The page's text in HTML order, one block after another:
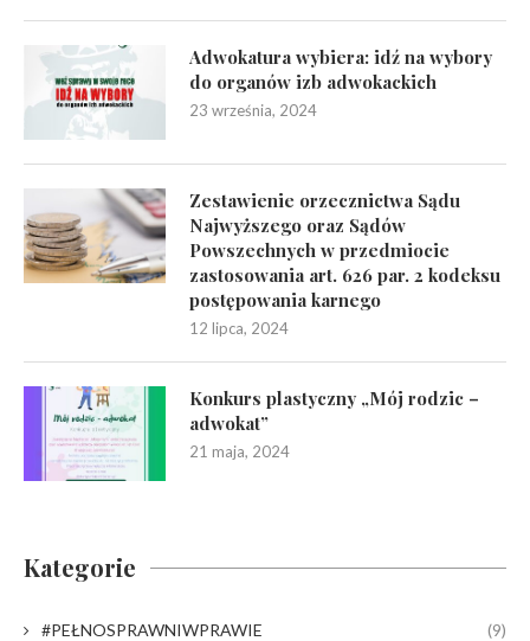
Adwokatura wybiera: idź na wybory
do organów izb adwokackich
23 września, 2024
Zestawienie orzecznictwa Sądu
Najwyższego oraz Sądów
Powszechnych w przedmiocie
zastosowania art. 626 par. 2 kodeksu
postępowania karnego
12 lipca, 2024
Konkurs plastyczny „Mój rodzic –
adwokat”
21 maja, 2024
Kategorie
#PEŁNOSPRAWNIWPRAWIE (9)